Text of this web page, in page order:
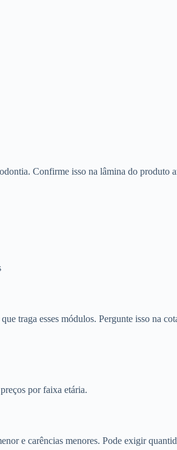
Confirme isso na lâmina do produto
traga esses módulos. Pergunte isso na
por faixa etária.
e carências menores. Pode exigir